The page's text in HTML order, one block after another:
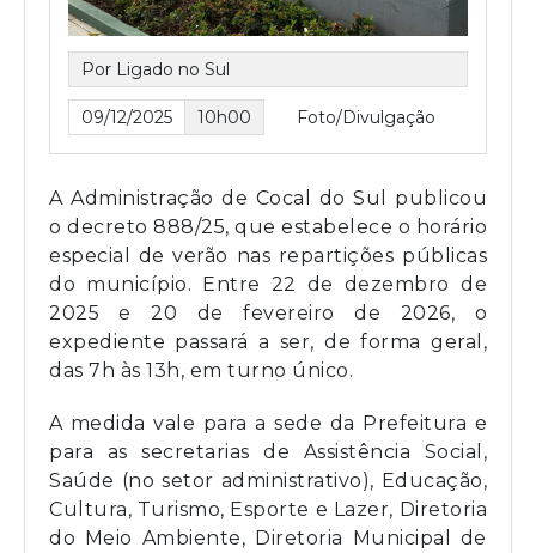
Por Ligado no Sul
09/12/2025 10h00 Foto/Divulgação
A Administração de Cocal do Sul publicou
o decreto 888/25, que estabelece o horário
especial de verão nas repartições públicas
do município. Entre 22 de dezembro de
2025 e 20 de fevereiro de 2026, o
expediente passará a ser, de forma geral,
das 7h às 13h, em turno único.
A medida vale para a sede da Prefeitura e
para as secretarias de Assistência Social,
Saúde (no setor administrativo), Educação,
Cultura, Turismo, Esporte e Lazer, Diretoria
do Meio Ambiente, Diretoria Municipal de